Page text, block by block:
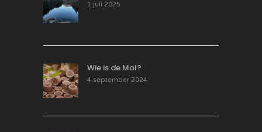
1 juli 2025
Wie is de Mol?
4 september 2024